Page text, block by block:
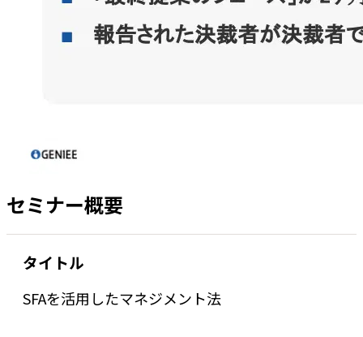
セミナー概要
タイトル
SFAを活用したマネジメント法